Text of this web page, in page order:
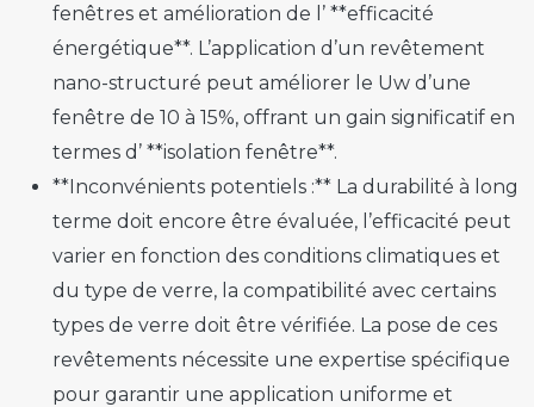
fenêtres et amélioration de l’ **efficacité
énergétique**. L’application d’un revêtement
nano-structuré peut améliorer le Uw d’une
fenêtre de 10 à 15%, offrant un gain significatif en
termes d’ **isolation fenêtre**.
**Inconvénients potentiels :** La durabilité à long
terme doit encore être évaluée, l’efficacité peut
varier en fonction des conditions climatiques et
du type de verre, la compatibilité avec certains
types de verre doit être vérifiée. La pose de ces
revêtements nécessite une expertise spécifique
pour garantir une application uniforme et